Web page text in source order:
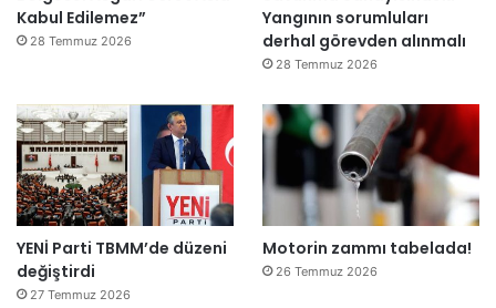
Kabul Edilemez”
28 Temmuz 2026
Yangının sorumluları
derhal görevden alınmalı
28 Temmuz 2026
YENİ Parti TBMM’de düzeni
değiştirdi
27 Temmuz 2026
Motorin zammı tabelada!
26 Temmuz 2026